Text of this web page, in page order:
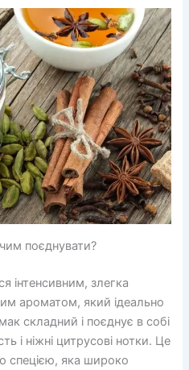
поєднувати?
інтенсивним, злегка
ароматом, який ідеально
складний і поєднує в собі
і ніжні цитрусові нотки. Це
спецією, яка широко